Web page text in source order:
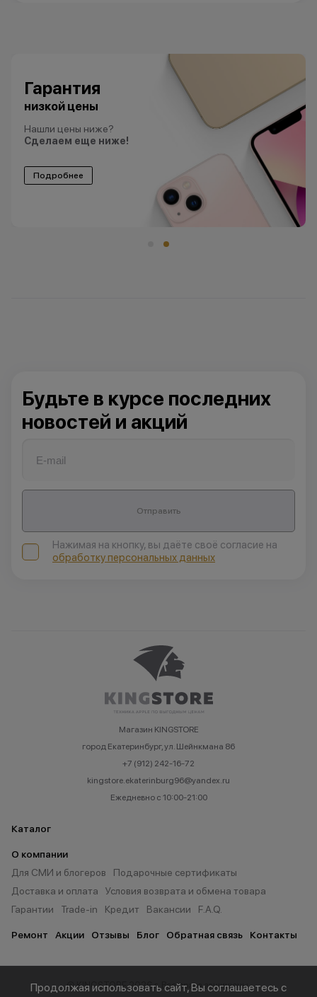
Гарантия
низкой цены
Нашли цены ниже?
Сделаем еще ниже!
Подробнее
Будьте в курсе последних
новостей и акций
Отправить
Нажимая на кнопку, вы даёте своё согласие на
обработку персональных данных
Магазин KINGSTORE
город Екатеринбург, ул. Шейнкмана 86
+7 (912) 242-16-72
kingstore.ekaterinburg96@yandex.ru
Ежедневно с 10:00-21:00
Каталог
О компании
Для СМИ и блогеров
Подарочные сертификаты
Доставка и оплата
Условия возврата и обмена товара
Гарантии
Trade-in Кредит Вакансии F.A.Q.
Ремонт Акции Отзывы Блог Обратная связь Контакты
© KINGSTORE 2026 г. Все права защищены.
Продолжая использовать сайт, Вы соглашаетесь с